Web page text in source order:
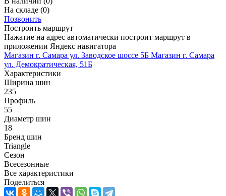
На складе (0)
Позвонить
Построить маршрут
Нажатие на адрес автоматически построит маршрут в
приложении Яндекс навигатора
Магазин г. Самара ул. Заводское шоссе 5Б Магазин г. Самара
ул. Демократическая, 51Б
Характеристики
Ширина шин
235
Профиль
55
Диаметр шин
18
Бренд шин
Triangle
Сезон
Всесезонные
Все характеристики
Поделиться